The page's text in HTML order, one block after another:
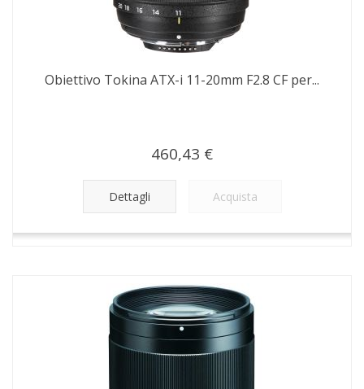
Obiettivo Tokina ATX-i 11-20mm F2.8 CF per...
460,43 €
Dettagli Acquista